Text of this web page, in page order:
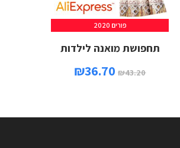
פורים 2020
תחפושת מואנה לילדות
₪43.20
₪36.70